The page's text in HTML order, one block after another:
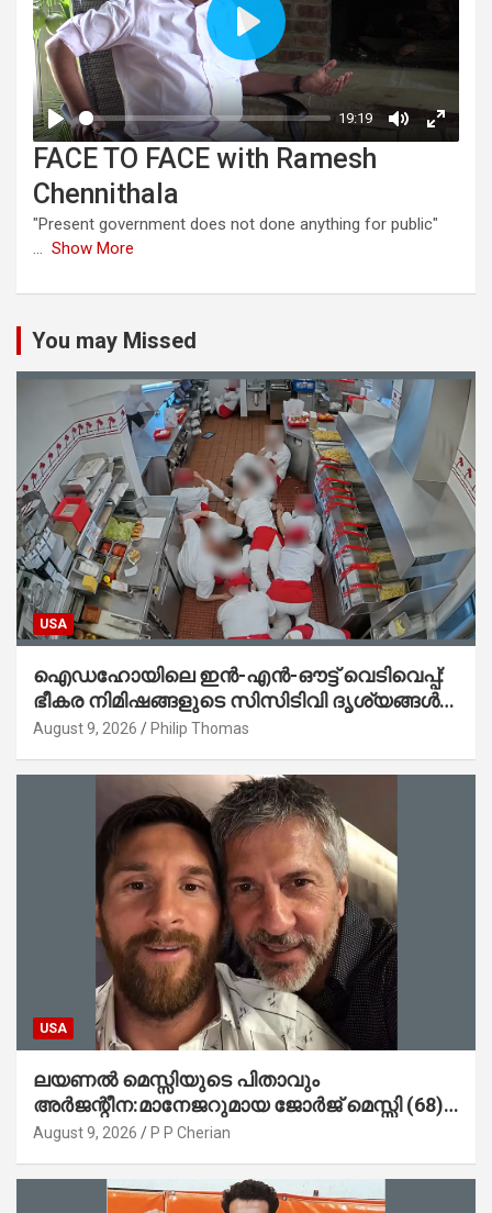
FACE TO FACE with Ramesh
Chennithala
"Present government does not done anything for public"
... Show More
You may Missed
USA
ഐഡഹോയിലെ ഇൻ-എൻ-ഔട്ട് വെടിവെപ്പ്:
ഭീകര നിമിഷങ്ങളുടെ സിസിടിവി ദൃശ്യങ്ങൾ
പുറത്ത്; ആക്രമണത്തിന് പിന്നിലെ കാരണം
August 9, 2026 Philip Thomas
USA
ലയണൽ മെസ്സിയുടെ പിതാവും
അർജന്റീന:മാനേജറുമായ ജോർജ് മെസ്സി (68)
അന്തരിച്ചു
August 9, 2026 P P Cherian